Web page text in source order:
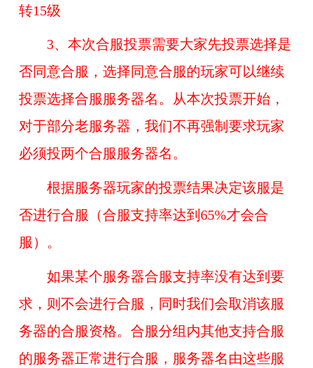
转15级
3、本次合服投票需要大家先投票选择是
否同意合服，选择同意合服的玩家可以继续
投票选择合服服务器名。从本次投票开始，
对于部分老服务器， 我们不再强制要求玩家
必须投两个合服服务器名。
根据服务器玩家的投票结果决定该服是
否进行合服（合服支持率达到65%才会合
服）。
如果某个服务器合服支持率没有达到要
求，则不会进行合服，同时我们会取消该服
务器的合服资格。合服分组内其他支持合服
的服务器正常进行合服，服务器名由这些服